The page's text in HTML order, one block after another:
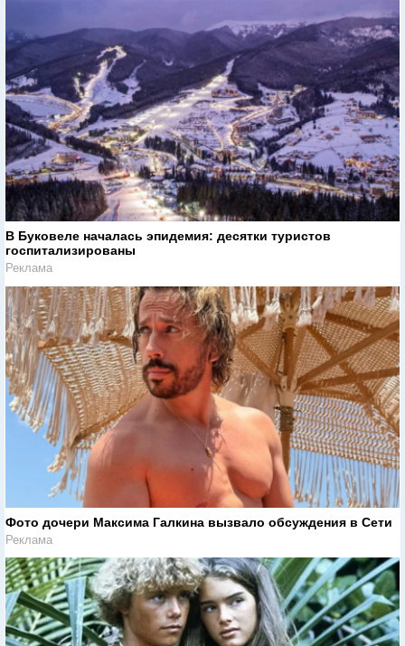
В Буковеле началась эпидемия: десятки туристов
госпитализированы
Реклама
Фото дочери Максима Галкина вызвало обсуждения в Сети
Реклама